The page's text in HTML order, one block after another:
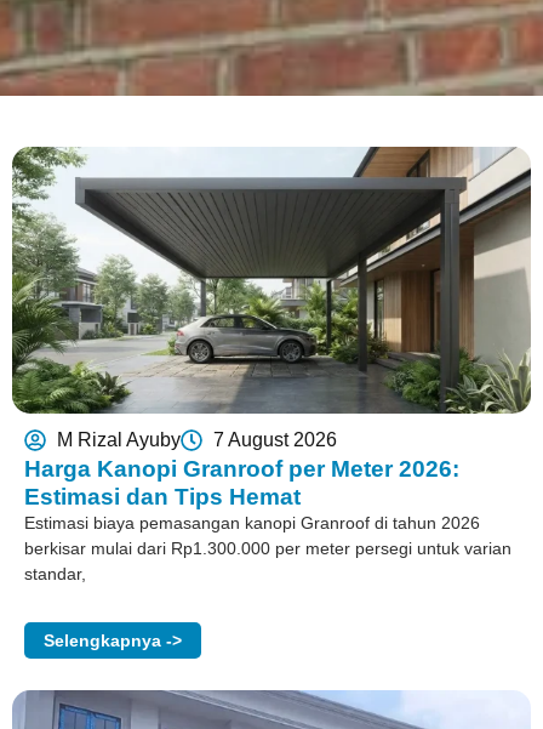
M Rizal Ayuby 7 August 2026
Harga Kanopi Granroof per Meter 2026:
Estimasi dan Tips Hemat
Estimasi biaya pemasangan kanopi Granroof di tahun 2026
berkisar mulai dari Rp1.300.000 per meter persegi untuk varian
standar,
Selengkapnya ->